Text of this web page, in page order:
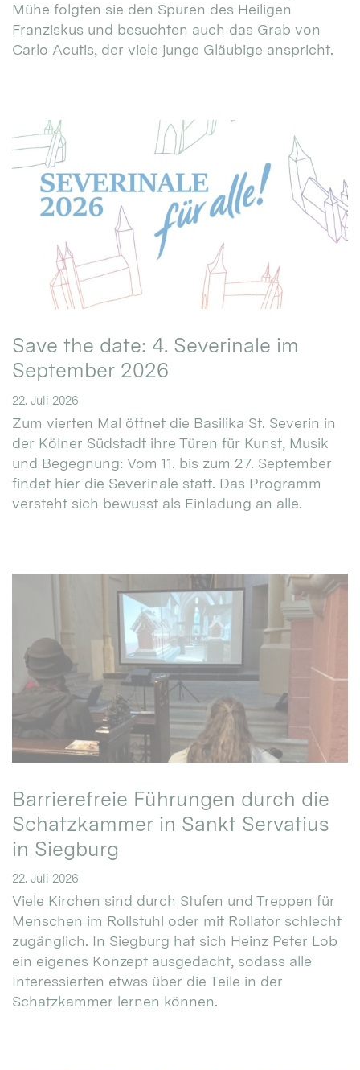
Mühe folgten sie den Spuren des Heiligen
Franziskus und besuchten auch das Grab von
Carlo Acutis, der viele junge Gläubige anspricht.
Save the date: 4. Severinale im
September 2026
22. Juli 2026
Zum vierten Mal öffnet die Basilika St. Severin in
der Kölner Südstadt ihre Türen für Kunst, Musik
und Begegnung: Vom 11. bis zum 27. September
findet hier die Severinale statt. Das Programm
versteht sich bewusst als Einladung an alle.
Barrierefreie Führungen durch die
Schatzkammer in Sankt Servatius
in Siegburg
22. Juli 2026
Viele Kirchen sind durch Stufen und Treppen für
Menschen im Rollstuhl oder mit Rollator schlecht
zugänglich. In Siegburg hat sich Heinz Peter Lob
ein eigenes Konzept ausgedacht, sodass alle
Interessierten etwas über die Teile in der
Schatzkammer lernen können.